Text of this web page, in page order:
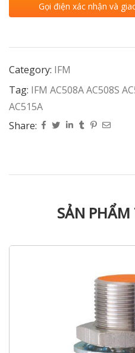
Gọi điện xác nhận và
Category: IFM
Tag: IFM AC508A AC508S
AC515A
Share:
SẢN